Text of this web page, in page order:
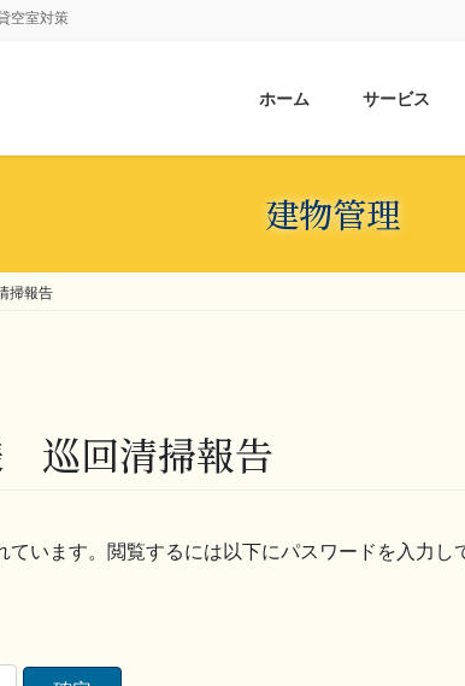
空室対策
ホーム サービス
建物管理
掃報告
巡回清掃報告
います。閲覧するには以下にパスワードを入力し